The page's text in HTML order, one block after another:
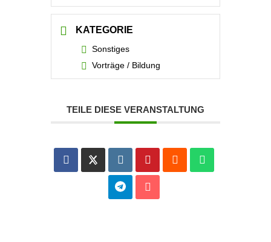
KATEGORIE
Sonstiges
Vorträge / Bildung
TEILE DIESE VERANSTALTUNG